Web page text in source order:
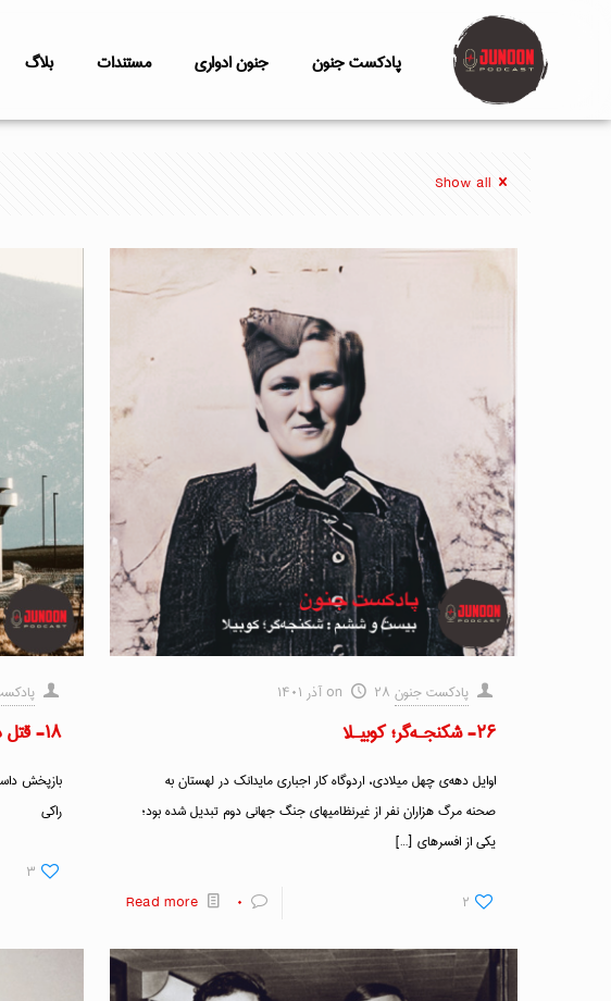
پادکست جنون جنون ادواری مستندات بلاگ
Show all
پادکست جنون on ۲۸ آذر ۱۴۰۱
۲۶- شکنجـه‌گر؛ کوبیـلا
اوایل دهه‌ی چهل میلادی، اردوگاه کار اجباری مایدانک در لهستان به
صحنه مرگ هزاران نفر از غیرنظامیهای جنگ جهانی دوم تبدیل شده بود؛
یکی از افسرهای[…]
۲ ۰ Read more
۱۸- قتل در زندان فوق امنیتی؛ آلکاتراز کوهستان راکی
بازپخش
راکی
۳